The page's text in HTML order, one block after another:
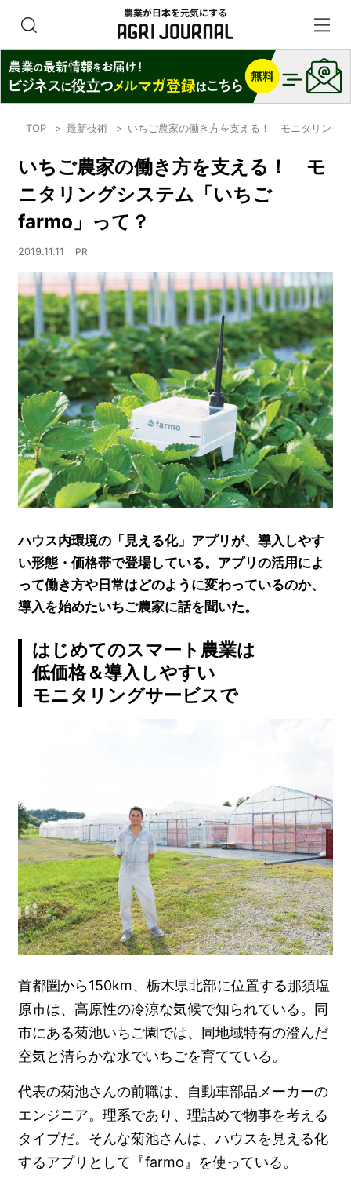
TOP 最新技術 いちご農家の働き方を支える！ モニタリング
いちご農家の働き方を支える！ モ
ニタリングシステム「いちご
farmo」って？
2019.11.11 PR
ハウス内環境の「見える化」アプリが、導入しやす
い形態・価格帯で登場している。アプリの活用によ
って働き方や日常はどのように変わっているのか、
導入を始めたいちご農家に話を聞いた。
はじめてのスマート農業は
低価格＆導入しやすい
モニタリングサービスで
首都圏から150km、栃木県北部に位置する那須塩
原市は、高原性の冷涼な気候で知られている。同
市にある菊池いちご園では、同地域特有の澄んだ
空気と清らかな水でいちごを育てている。
代表の菊池さんの前職は、自動車部品メーカーの
エンジニア。理系であり、理詰めで物事を考える
タイプだ。そんな菊池さんは、ハウスを見える化
するアプリとして『farmo』を使っている。